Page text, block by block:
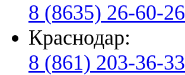
8 (8635) 26-60-26
Краснодар:
8 (861) 203-36-33